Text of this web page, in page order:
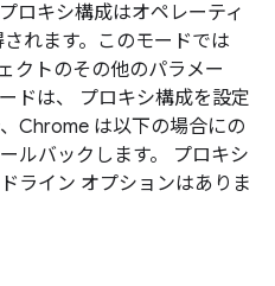
ロキシ構成はオペレーティ
れます。このモードでは
クトのその他のパラメー
ドは、 プロキシ構成を設定
Chrome は以下の場合にの
ルバックします。 プロキシ
ライン オプションはありま